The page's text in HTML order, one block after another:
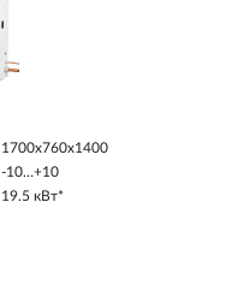
1700х760х1400
-10…+10
19.5 кВт*